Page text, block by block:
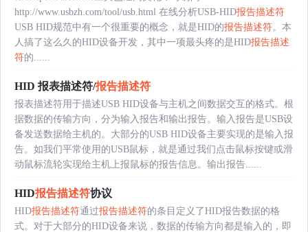
http://www.usbzh.com/tool/usb.html 在线分析USB-HID报告描述符
USB HID规范中有一个很重要的概念，就是HID的报告描述符。本
人搞了这么久的HID设备开发，其中一项最头疼的是HID报告描述
符的......
HID 报表描述符/报告描述符
报表描述符用于描述USB HID设备与主机之间数据交互的格式。根
据数据的传输方向，分为输入报告和输出报告。输入报告是USB设
备发送数据给主机的。大部分的USB HID设备主要实现的是输入报
告。如我们平常使用的USB鼠标，就是通过我们点击鼠标按键或滑
动鼠标流轮实现给主机上报鼠标的报告信息。输出报告......
HID报告描述符协议
HID报告描述符通过报告描述符的条目定义了HID报告数据的格
式。对于大部分的HID设备来说，数据的传输方向都是输入的，即